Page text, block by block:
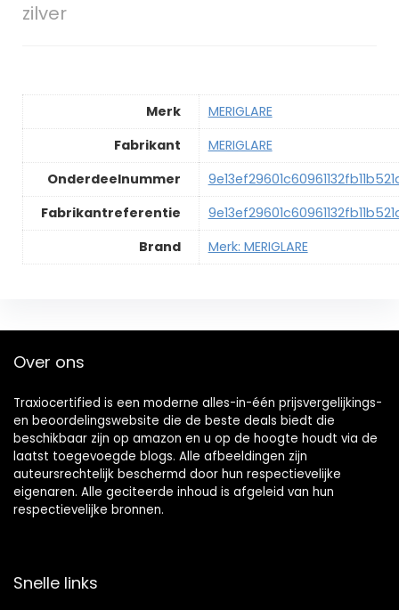
zilver
Merk
‎MERIGLARE
Fabrikant
‎MERIGLARE
Onderdeelnummer
Fabrikantreferentie
Brand
Merk: MERIGLARE
Over ons
Traxiocertified is een moderne alles-in-één prijsvergelijkings-
en beoordelingswebsite die de beste deals biedt die
beschikbaar zijn op amazon en u op de hoogte houdt via de
laatst toegevoegde blogs. Alle afbeeldingen zijn
auteursrechtelijk beschermd door hun respectievelijke
eigenaren. Alle geciteerde inhoud is afgeleid van hun
respectievelijke bronnen.
Snelle links